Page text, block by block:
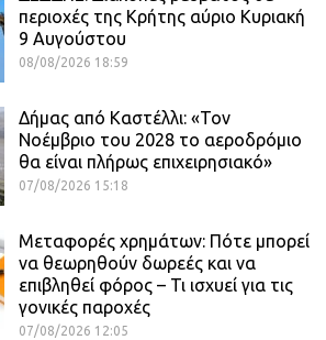
περιοχές της Κρήτης αύριο Κυριακή
9 Αυγούστου
08/08/2026 18:59
Δήμας από Καστέλλι: «Τον
Νοέμβριο του 2028 το αεροδρόμιο
θα είναι πλήρως επιχειρησιακό»
07/08/2026 15:18
Μεταφορές χρημάτων: Πότε μπορεί
να θεωρηθούν δωρεές και να
επιβληθεί φόρος – Τι ισχυεί για τις
γονικές παροχές
07/08/2026 12:05